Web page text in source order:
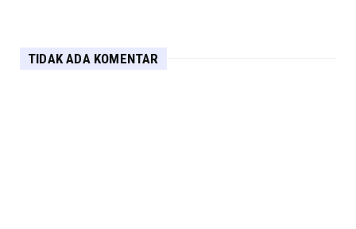
TIDAK ADA KOMENTAR